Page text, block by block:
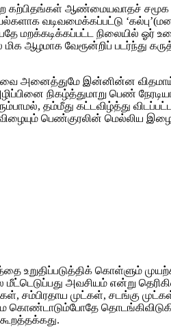
கற்பிதங்கள் ஆண்மையவாதச்
வடிவமைக்கப்பட்டு
மறக்கடிக்கப்பட்ட நிலையில் ஓர்
வேரூன்றிப் படர்ந்து
இவை அனைத்துமே இன்னின்ன
நிகழ்த்துமாறு பெண்
தம்மீது கட்டவிழ்த்து
பெண்குரலின் மெல்லிய
கொள்ளும்
அவசியம் என்று
சம்பிரதாய முட்கள், சடங்கு
கொண்டாடும்போதே